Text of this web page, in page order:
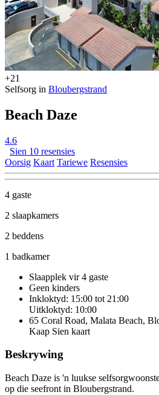
+21
Selfsorg in Bloubergstrand
Beach Daze
4.6
Sien 10 resensies
Oorsig Kaart Tariewe Resensies
4 gaste
2 slaapkamers
2 beddens
1 badkamer
Slaapplek vir 4 gaste
Geen kinders
Inkloktyd: 15:00 tot 21:00
Uitkloktyd: 10:00
65 Coral Road, Malata Beach,
Kaap Sien kaart
Beskrywing
Beach Daze is 'n luukse
op die seefront in Bloubergstrand.